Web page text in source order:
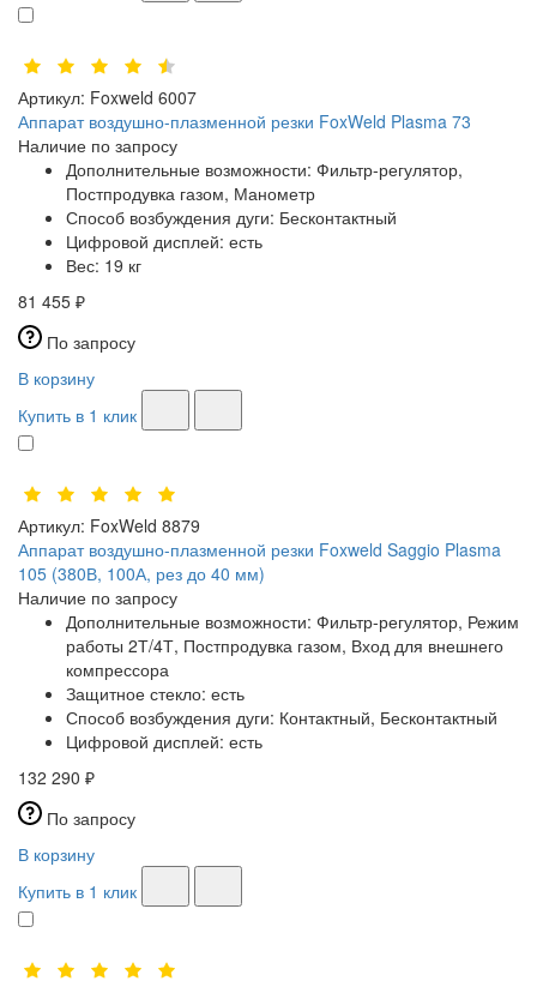
Артикул: Foxweld 6007
Аппарат воздушно-плазменной резки FoxWeld Plasma 73
Наличие по запросу
Дополнительные возможности: Фильтр-регулятор,
Постпродувка газом, Манометр
Способ возбуждения дуги: Бесконтактный
Цифровой дисплей: есть
Вес: 19 кг
81 455 ₽
По запросу
В корзину
Купить в 1 клик
Артикул: FoxWeld 8879
Аппарат воздушно-плазменной резки Foxweld Saggio Plasma
105 (380В, 100А, рез до 40 мм)
Наличие по запросу
Дополнительные возможности: Фильтр-регулятор, Режим
работы 2Т/4Т, Постпродувка газом, Вход для внешнего
компрессора
Защитное стекло: есть
Способ возбуждения дуги: Контактный, Бесконтактный
Цифровой дисплей: есть
132 290 ₽
По запросу
В корзину
Купить в 1 клик